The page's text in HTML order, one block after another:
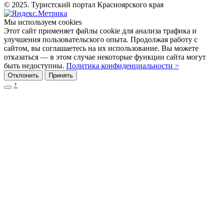
© 2025. Туристский портал Красноярского края
Мы используем cookies
Этот сайт применяет файлы cookie для анализа трафика и
улучшения пользовательского опыта. Продолжая работу с
сайтом, вы соглашаетесь на их использование. Вы можете
отказаться — в этом случае некоторые функции сайта могут
быть недоступны. Политика конфиденциальности >
Отклонить Принять
↑